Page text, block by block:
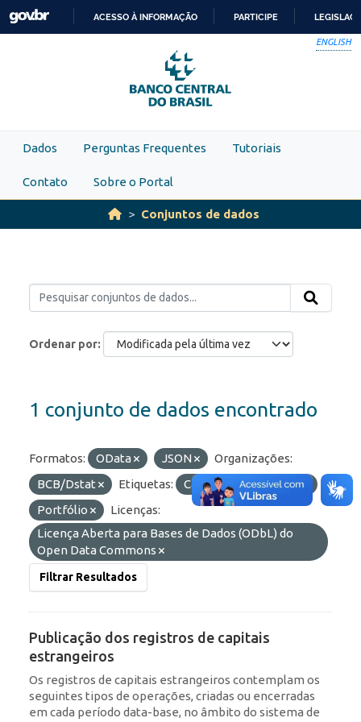
Skip to main content
PARA
O
CONTEÚDO
ACESSO À INFORMAÇÃO PARTICIPE
ENGLISH
Dados Perguntas Frequentes Tutoriais
Contato Sobre o Portal
Conjuntos de dados
Ordenar por
1 conjunto de dados encontrado
Formatos: OData JSON
Organizações:
BCB/Dstat
Etiquetas:
Capitais Estrangeiros
Portfólio
Licenças:
Licença Aberta para Bases de Dados (ODbL) do
Open Data Commons
Filtrar Resultados
Publicação dos registros de capitais
estrangeiros
Os registros de capitais estrangeiros contemplam os
seguintes tipos de operações, criadas ou encerradas
em cada período data-base, no âmbito do sistema de